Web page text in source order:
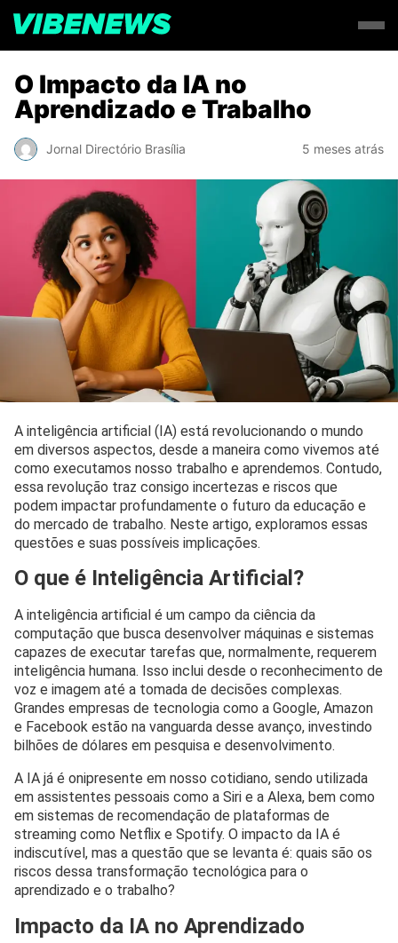
O Impacto da IA no
Aprendizado e Trabalho
Jornal Directório Brasília 5 meses atrás
A inteligência artificial (IA) está revolucionando o mundo
em diversos aspectos, desde a maneira como vivemos até
como executamos nosso trabalho e aprendemos. Contudo,
essa revolução traz consigo incertezas e riscos que
podem impactar profundamente o futuro da educação e
do mercado de trabalho. Neste artigo, exploramos essas
questões e suas possíveis implicações.
O que é Inteligência Artificial?
A inteligência artificial é um campo da ciência da
computação que busca desenvolver máquinas e sistemas
capazes de executar tarefas que, normalmente, requerem
inteligência humana. Isso inclui desde o reconhecimento de
voz e imagem até a tomada de decisões complexas.
Grandes empresas de tecnologia como a Google, Amazon
e Facebook estão na vanguarda desse avanço, investindo
bilhões de dólares em pesquisa e desenvolvimento.
A IA já é onipresente em nosso cotidiano, sendo utilizada
em assistentes pessoais como a Siri e a Alexa, bem como
em sistemas de recomendação de plataformas de
streaming como Netflix e Spotify. O impacto da IA é
indiscutível, mas a questão que se levanta é: quais são os
riscos dessa transformação tecnológica para o
aprendizado e o trabalho?
Impacto da IA no Aprendizado